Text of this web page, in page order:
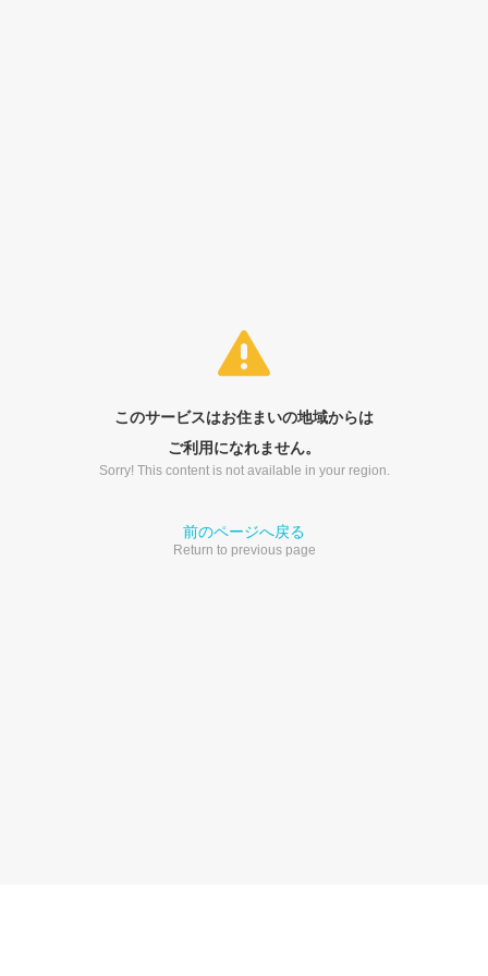
このサービスはお住まいの地域からは
ご利用になれません。
Sorry! This content is not available in your region.
前のページへ戻る
Return to previous page